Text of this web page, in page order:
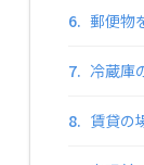
6. 郵便物
7. 冷蔵庫
8. 賃貸の